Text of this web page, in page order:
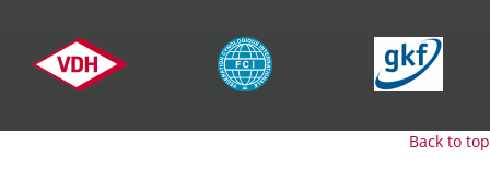
Back to top